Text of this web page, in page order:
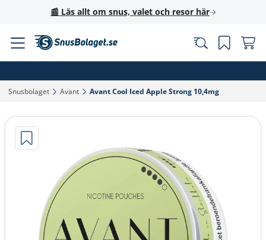
📰 Läs allt om snus, valet och resor här
Snusbolaget‎ Avant‎ Avant Cool Iced Apple Strong 10,4mg‎